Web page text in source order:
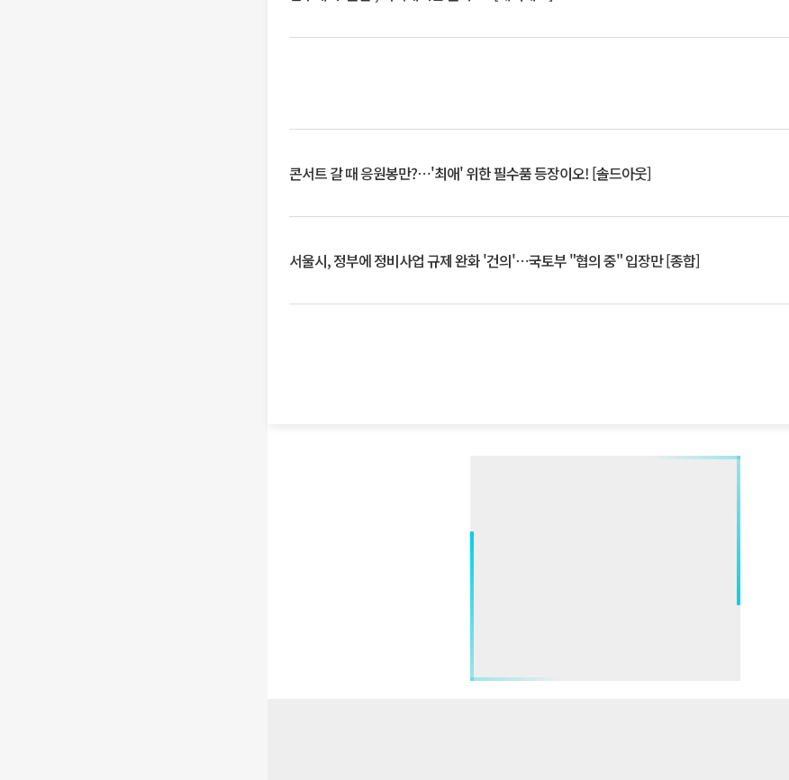
콘서트 갈 때 응원봉만?⋯'최애' 위한 필수품 등장이오! [솔드아웃]
서울시, 정부에 정비사업 규제 완화 '건의'⋯국토부 "협의 중" 입장만 [종합]